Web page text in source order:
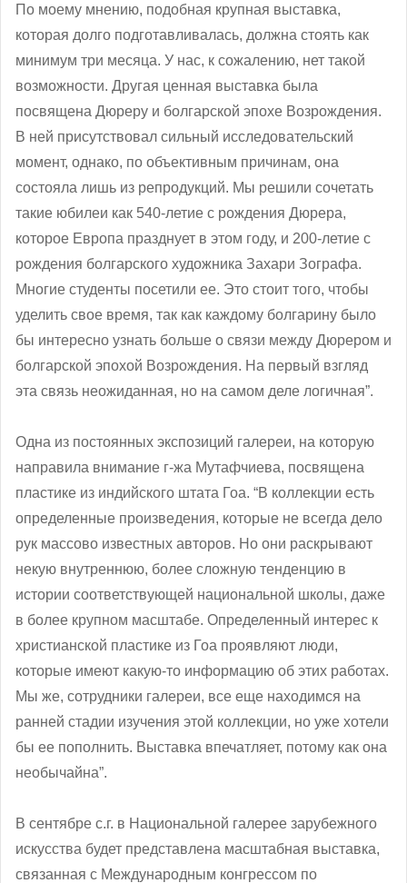
По моему мнению, подобная крупная выставка,
которая долго подготавливалась, должна стоять как
минимум три месяца. У нас, к сожалению, нет такой
возможности. Другая ценная выставка была
посвящена Дюреру и болгарской эпохе Возрождения.
В ней присутствовал сильный исследовательский
момент, однако, по объективным причинам, она
состояла лишь из репродукций. Мы решили сочетать
такие юбилеи как 540-летие с рождения Дюрера,
которое Европа празднует в этом году, и 200-летие с
рождения болгарского художника Захари Зографа.
Многие студенты посетили ее. Это стоит того, чтобы
уделить свое время, так как каждому болгарину было
бы интересно узнать больше о связи между Дюрером и
болгарской эпохой Возрождения. На первый взгляд
эта связь неожиданная, но на самом деле логичная”.
Одна из постоянных экспозиций галереи, на которую
направила внимание г-жа Мутафчиева, посвящена
пластике из индийского штата Гоа. “В коллекции есть
определенные произведения, которые не всегда дело
рук массово известных авторов. Но они раскрывают
некую внутреннюю, более сложную тенденцию в
истории соответствующей национальной школы, даже
в более крупном масштабе. Определенный интерес к
христианской пластике из Гоа проявляют люди,
которые имеют какую-то информацию об этих работах.
Мы же, сотрудники галереи, все еще находимся на
ранней стадии изучения этой коллекции, но уже хотели
бы ее пополнить. Выставка впечатляет, потому как она
необычайна”.
В сентябре с.г. в Национальной галерее зарубежного
искусства будет представлена масштабная выставка,
связанная с Международным конгрессом по